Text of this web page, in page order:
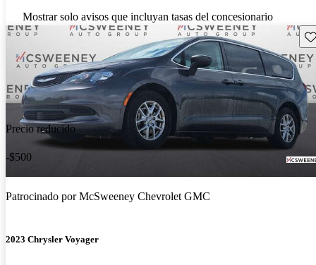
Mostrar solo avisos que incluyan tasas del concesionario
Precio reducido
-$500
Patrocinado porMcSweeney Chevrolet GMC
2023 Chrysler Voyager